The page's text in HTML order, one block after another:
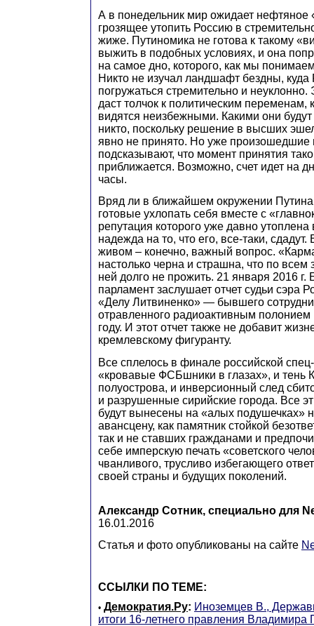
А в понедельник мир ожидает нефтяное
грозящее утопить Россию в
жиже. Путиномика не готова к такому
выжить в подобных условиях, и она
на самое дно, которого, как мы
Никто не изучал ландшафт бездны, куда
погружаться стремительно и неуклонно.
даст толчок к политическим переменам,
видятся неизбежными. Какими они будут
никто, поскольку решение в высших
явно не принято. Но уже произошедшие
подсказывают, что момент принятия
приближается. Возможно, счет идет на
часы.
Вряд ли в ближайшем окружении
готовые ухлопать себя вместе с
репутация которого уже давно утоплена
надежда на то, что его, все-таки,
живом – конечно, важный вопрос.
настолько черна и страшна, что по всем
ней долго не прожить. 21 января 2016 г.
парламент заслушает отчет судьи сэра
«Делу Литвиненко» — бывшего
отравленного радиоактивным
году. И этот отчет также не добавит
кремлевскому фигуранту.
Все сплелось в финале российской
«кровавые ФСБшники в глазах», и тень
полуострова, и инверсионный след
и разрушенные сирийские города. Все
будут вынесены на «алых подушечках»
авансцену, как памятник стойкой
так и не ставших гражданами и
себе имперскую печать «советского
чванливого, трусливо избегающего
своей страны и будущих поколений.
Александр Сотник, специально для
16.01.2016
Статья и фото опубликованы на сайте
ССЫЛКИ ПО ТЕМЕ:
• Демократия.Ру: Иноземцев В.,
итоги 16-летнего правления Владимира